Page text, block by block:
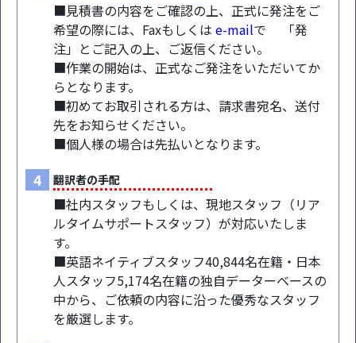
■見積書の内容をご確認の上、正式に発注をご
希望の際には、Faxもしくは e-mailで 「発
注」とご記入の上、ご返信ください。
■作業の開始は、正式なご発注をいただいてか
らとなります。
■初めてお取引される方は、請求書宛名、送付
先をお知らせください。
■個人様の場合は先払いとなります。
4 翻訳者の手配
■社内スタッフもしくは、現地スタッフ（リア
ルタイムサポートスタッフ）が対応いたしま
す。
■英語ネイティブスタッフ40,844名在籍・日本
人スタッフ5,174名在籍の独自データーベースの
中から、ご依頼の内容に沿った優秀なスタッフ
を厳選します。